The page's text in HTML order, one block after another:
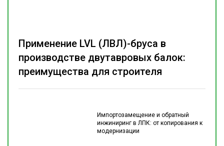
Импортозамещение и обратный
инжиниринг в ЛПК: от копирования к
модернизации
Применение LVL (ЛВЛ)-бруса в
производстве двутавровых балок:
преимущества для строителя